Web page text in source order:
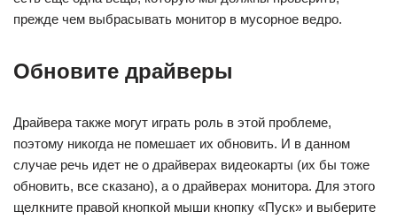
прежде чем выбрасывать монитор в мусорное ведро.
Обновите драйверы
Драйвера также могут играть роль в этой проблеме,
поэтому никогда не помешает их обновить. И в данном
случае речь идет не о драйверах видеокарты (их бы тоже
обновить, все сказано), а о драйверах монитора. Для этого
щелкните правой кнопкой мыши кнопку «Пуск» и выберите